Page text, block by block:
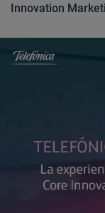
Innovation